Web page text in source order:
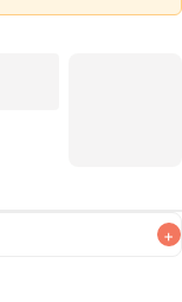
+
くお早めにお召